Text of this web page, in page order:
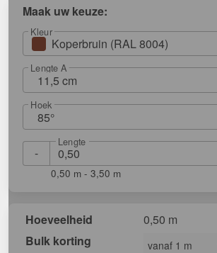
Maak uw keuze:
Kleur
Koperbruin (RAL 8004)
Lengte A
11,5 cm
Hoek
85°
-
Lengte
0,50 m - 3,50 m
Hoeveelheid
0,50 m
Bulk korting
vanaf 1 m